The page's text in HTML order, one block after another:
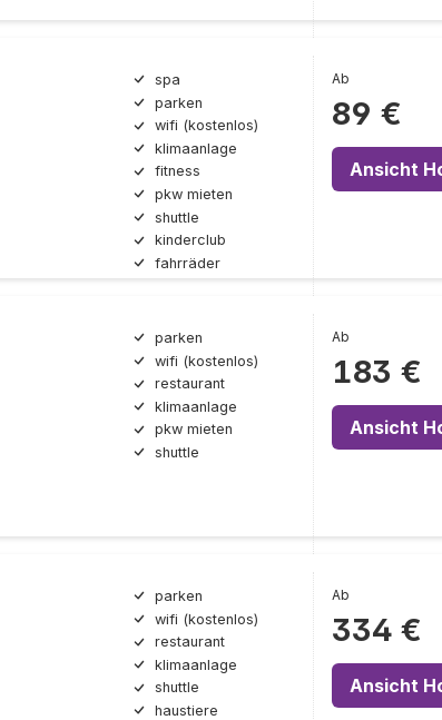
spa
parken
wifi (kostenlos)
klimaanlage
fitness
pkw mieten
shuttle
kinderclub
fahrräder
Ab
89 €
Ansicht
parken
wifi (kostenlos)
restaurant
klimaanlage
pkw mieten
shuttle
Ab
183 €
Ansicht
parken
wifi (kostenlos)
restaurant
klimaanlage
shuttle
haustiere
Ab
334 €
Ansicht